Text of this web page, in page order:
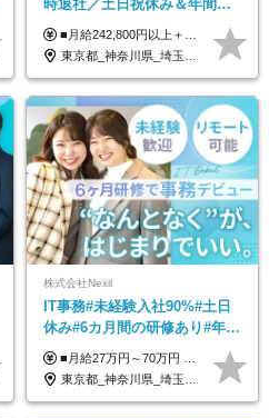
時退社／土日祝休み＆年間休
日123日／賞与年2回／研修制
度充実／リモートOK
■月給242,800円以上＋諸手当＋賞与年2回＋業績賞与 ※固定残業代32,813円～/20時間分を含む ※超過分は別途支給 ※経験・年齢を考慮の上、当社規定により決定 ※試用期間6ヵ月間（待遇に差異なし）
東京都_神奈川県_埼玉県_千葉県
株式会社Nexil
IT事務#未経験入社90%#土日
休み#6カ月間の研修あり#年休
125日以上#残業月5h以下#リ
モート可
■月給27万円～70万円 ※経験・スキルなどを考慮して決定します。 ※上記金額には固定残業代（月15時間相当分／26,300円～73,500円）を含みます。 超過分は別途支給します。 ★最大200万円の昇給アップを叶えたメンバーも！ ￣￣￣V￣￣￣￣￣￣￣￣￣￣￣￣￣￣￣￣￣￣￣ 社員の頑張りはしっかり評価・還元！ はじめは経験がなくても、頑張り次第で早期キャリアアップも狙える環境が充実！ 実際に、昇給で最大200万円給与が上がった先輩社員も活躍中！ 社員のモチベーションも高く維持しながら働けます◎ ★一人でも多くの方とお会いしたいと考えています！ ￣￣￣V￣￣￣￣￣￣￣￣￣￣￣￣￣￣￣￣￣￣￣￣ 現在活躍中の先輩たちの前職は、営業や飲食、 美容師や銀行員、アパレル店員など、多彩！ パソコンが苦手だったメンバーも今では第一線で活躍中です！
東京都_神奈川県_埼玉県_千葉県_大阪府_愛知県_北海道_青森県_岩手県_宮城県_秋田県_山形県_福島県_茨城県_栃木県_群馬県_新潟県_山梨県_長野県_富山県_石川県_福井県_静岡県_岐阜県_三重県_兵庫県_京都府_滋賀県_奈良県_和歌山県_広島県_岡山県_鳥取県_島根県_山口県_徳島県_香川県_愛媛県_高知県_福岡県_熊本県_佐賀県_長崎県_大分県_宮崎県_鹿児島県_沖縄県